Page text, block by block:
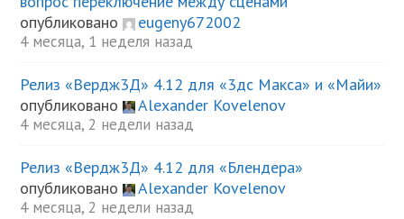
опубликовано
eugeny672002
4 месяца, 1 неделя назад
Релиз «Вердж3Д» 4.12 для «3дс Макса» и «Майи»
опубликовано
Alexander Kovelenov
4 месяца, 2 недели назад
Релиз «Вердж3Д» 4.12 для «Блендера»
опубликовано
Alexander Kovelenov
4 месяца, 2 недели назад